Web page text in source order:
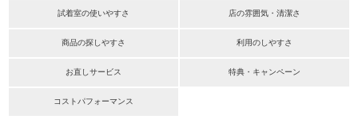
試着室の使いやすさ 店の雰囲気・清潔さ
商品の探しやすさ 利用のしやすさ
お直しサービス 特典・キャンペーン
コストパフォーマンス